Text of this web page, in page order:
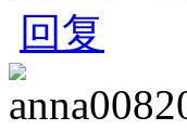
回复
anna008